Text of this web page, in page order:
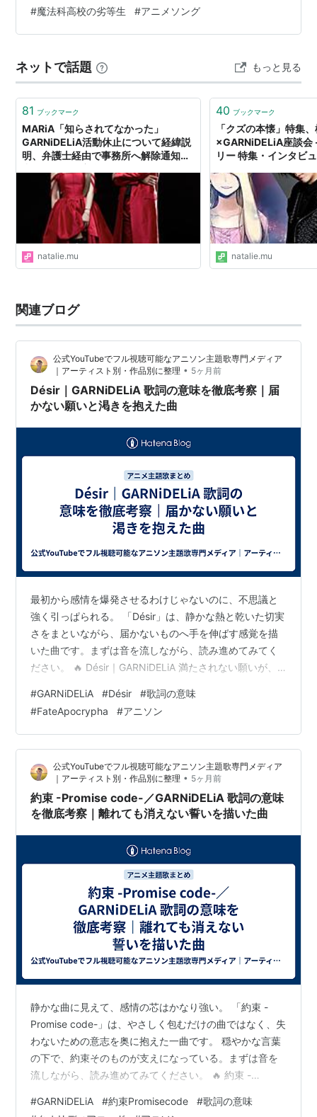
金」。一度引けば戻れない、その決定的な一点が、この
曲の感触と重なります。 迷いが、切り替わる瞬間。 まず
ださい。 🔥 grilletto｜GARNiDELiA 張りつ…
#魔法科高校の劣等生 #アニメソング
ネットで話題 もっと見る
81 ブックマーク
MARiA「知らされてなかった」
GARNiDELiA活動休止について経緯説
明、弁護士経由で事務所へ解除通知を
natalie.mu
40 ブックマーク
「クズの本懐」特集
×GARNiDELiA座談会
リー 特集・インタビ
natalie.mu
関連ブログ
公式YouTubeでフル視聴可能なアニソン主題歌専門メディア
｜アーティスト別・作品別に整理 • 5ヶ月前
Désir｜GARNiDELiA 歌詞の意味を徹底考察｜届
かない願いと渇きを抱えた曲
最初から感情を爆発させるわけじゃないのに、不思議と
強く引っぱられる。 「Désir」は、静かな熱と乾いた切実
さをまといながら、届かないものへ手を伸ばす感覚を描
いた曲です。まずは音を流しながら、読み進めてみてく
ださい。 🔥 Désir｜GARNiDELiA 満たされない願いが、
ら👇 この曲を聴いて心がざわついた方は、 ぜひ原曲や関
連作品でもその世界に浸ってみてください。 音楽や映像
で、この曲の空気を手元でも楽しめます。 👉 原曲・関連
はこちらをチェック 🎵 曲情報 曲名：Désir アーティス
ト：GARNiDELiA 発売日：2017年…
#GARNiDELiA #Désir #歌詞の意味
#FateApocrypha #アニソン
公式YouTubeでフル視聴可能なアニソン主題歌専門メディア
｜アーティスト別・作品別に整理 • 5ヶ月前
約束 -Promise code-／GARNiDELiA 歌詞の意味
を徹底考察｜離れても消えない誓いを描いた曲
静かな曲に見えて、感情の芯はかなり強い。 「約束 -
Promise code-」は、やさしく包むだけの曲ではなく、失
わないための意志を奥に抱えた一曲です。 穏やかな言葉
の下で、約束そのものが支えになっている。まずは音を
流しながら、読み進めてみてください。 🔥 約束 -
が残る曲。 📺 公式動画 公式YouTube動画はこちら👇 こ
#GARNiDELiA #約束Promisecode #歌詞の意味